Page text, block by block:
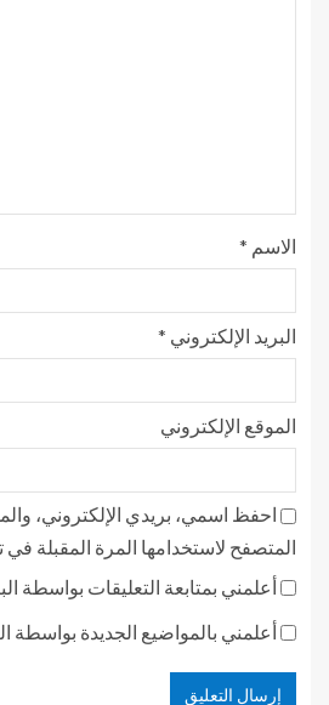
الاسم *
البريد الإلكتروني *
الموقع الإلكتروني
احفظ اسمي، بريدي الإلكتروني،
المتصفح لاستخدامها المرة المقبلة في
أعلمني بمتابعة التعليقات بواسطة
أعلمني بالمواضيع الجديدة بواسطة